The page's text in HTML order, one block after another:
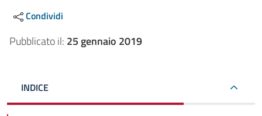
Condividi
Pubblicato il: 25 gennaio 2019
INDICE